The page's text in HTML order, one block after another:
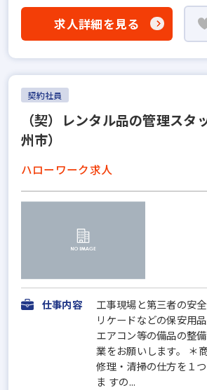
求人詳細を見る
契約社員
（契）レンタル品の管理スタ
州市）
ハローワーク求人
仕事内容
工事現場と第三者の安
リケードなどの保安用
エアコン等の備品の整
業をお願いします。 ＊
修理・清掃の仕方を１
ま すの...